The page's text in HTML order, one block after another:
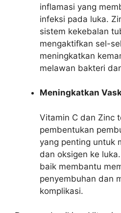
inflamasi yang
infeksi pada luka.
sistem kekebalan
mengaktifkan sel-
meningkatkan
melawan bakteri
Meningkatkan
Vitamin C dan Zinc
pembentukan
yang penting untuk
dan oksigen ke
baik membantu
penyembuhan dan
komplikasi.